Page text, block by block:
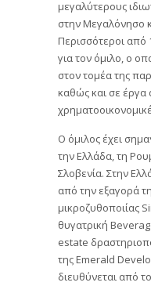
μεγαλύτερους
στην Μεγαλόνησο
Περισσότεροι από
για τον όμιλο, ο
στον τομέα της
καθώς και σε έργα
Ο όμιλος έχει
την Ελλάδα, τη
Σλοβενία. Στην
από την εξαγορά
μικροζυθοποιίας
θυγατρική
estate
της Emerald
διευθύνεται από